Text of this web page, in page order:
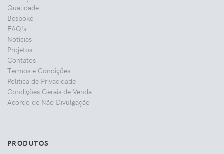
Qualidade
Bespoke
FAQ's
Notícias
Projetos
Contatos
Termos e Condições
Politica de Privacidade
Condições Gerais de Venda
Acordo de Não Divulgação
PRODUTOS